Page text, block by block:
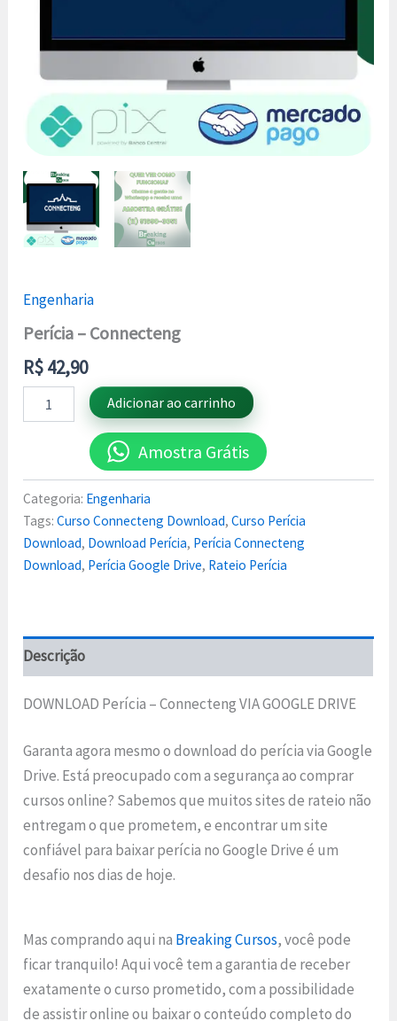
Engenharia
Perícia – Connecteng
R$42,90
Adicionar ao carrinho
Amostra Grátis
Categoria: Engenharia
Tags:Curso Connecteng Download,Curso Perícia
Download, Download Perícia, Perícia Connecteng
Download, Perícia Google Drive, Rateio Perícia
Descrição
DOWNLOAD Perícia – Connecteng VIA GOOGLE DRIVE
Garanta agora mesmo o download do perícia via Google
Drive. Está preocupado com a segurança ao comprar
cursos online? Sabemos que muitos sites de rateio não
entregam o que prometem, e encontrar um site
confiável para baixar perícia no Google Drive é um
desafio nos dias de hoje.
Mas comprando aqui na Breaking Cursos, você pode
ficar tranquilo! Aqui você tem a garantia de receber
exatamente o curso prometido, com a possibilidade
de assistir online ou baixar o conteúdo completo do